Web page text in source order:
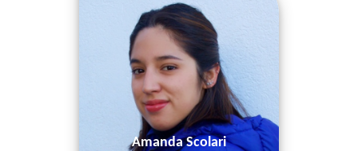
Amanda Scolari